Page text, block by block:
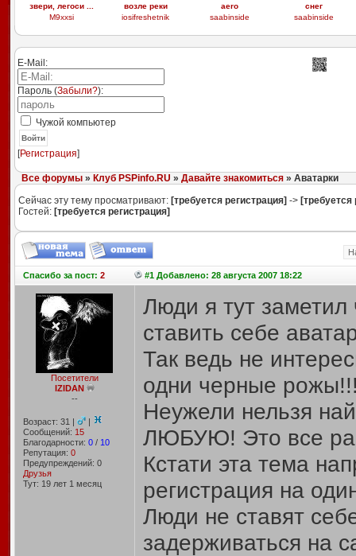
звери, легоси ...
M9xxsi
возле реки
iosifreshetnik
aero
saabinside
снег
saabinside
E-Mail:
Пароль (Забыли?):
Чужой компьютер
Войти
[Регистрация]
Все форумы» Клуб PSPinfo.RU » Давайте знакомиться» Аватарки
Сейчас эту тему просматривают: [требуется регистрация] -> [требуется
Гостей: [требуется регистрация]
Спасибоза пост: 2 #1 Добавлено: 28 августа 2007 18:22
Посетители
IZIDAN
--
Возраст: 31 |
|
Сообщений: 15
Благодарности: 0/ 10
Репутация: 0
Предупреждений: 0
Друзья
Тут: 19 лет 1 месяц
Люди я тут
ставить себе
Так ведь не
одни черные
Неужели нельзя
ЛЮБУЮ! Это все
Кстати эта тема
регистрация на
Люди не ставят
задерживаться на